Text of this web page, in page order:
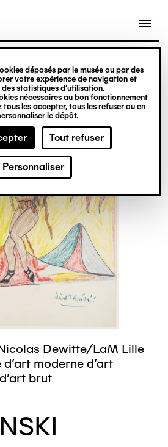
déposés par le musée ou par des
votre expérience de navigation et
des statistiques d’utilisation.
nécessaires au bon fonctionnement
tous les accepter, tous les refuser ou en
le dépôt.
Tout refuser
Personnaliser
Dewitte/LaM Lille
moderne d’art
brut